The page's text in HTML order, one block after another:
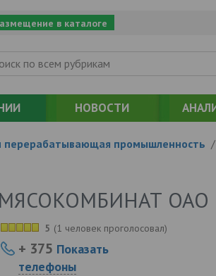
в каталоге
НОВОСТИ
перерабатывающая промышленность /
ОАО
5 (1 человек проголосовал)
+ 375 Показать
телефоны